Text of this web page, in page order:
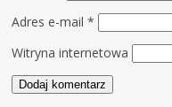
Adres e-mail*
Witryna internetowa